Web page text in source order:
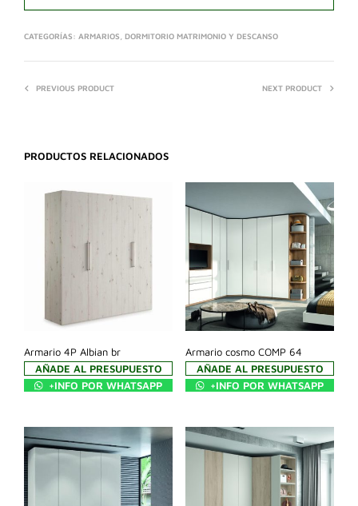
CATEGORÍAS: ARMARIOS DORMITORIO MATRIMONIO Y DESCANSO
PREVIOUS PRODUCT NEXT PRODUCT
PRODUCTOS RELACIONADOS
Armario 4P Albian br
AÑADE AL PRESUPUESTO
+INFO POR WHATSAPP
Armario cosmo COMP 64
AÑADE AL PRESUPUESTO
+INFO POR WHATSAPP